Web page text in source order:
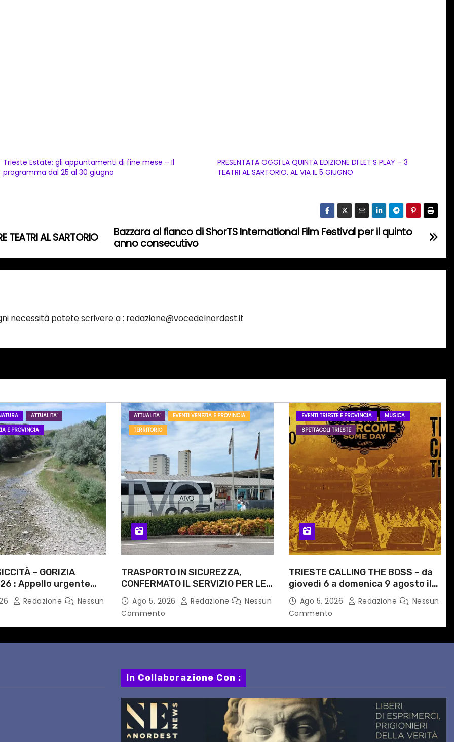
Trieste Estate: gli appuntamenti di fine mese – Il
programma dal 25 al 30 giugno
PRESENTATA OGGI LA QUINTA EDIZIONE DI LET’S PLAY – 3
TEATRI AL SARTORIO. AL VIA IL 5 GIUGNO
Bazzara al fianco di ShorTS International Film Festival per il quinto
anno consecutivo
TEATRI AL SARTORIO
necessità potete scrivere a : redazione@vocedelnordest.it
ATTUALITA'
E PROVINCIA
– GORIZIA
: Appello urgente
competenti
Redazione
Nessun
ATTUALITA'
EVENTI VENEZIA E PROVINCIA
TERRITORIO
TRASPORTO IN SICUREZZA,
CONFERMATO IL SERVIZIO PER LE
NOTTI DI AGOSTO: DEFINITI
PERCORSI, FERMATE E ORARIO
Ago 5, 2026 Redazione
Nessun
Commento
EVENTI TRIESTE E PROVINCIA
MUSICA
SPETTACOLI TRIESTE
TRIESTE CALLING THE BOSS – da
giovedì 6 a domenica 9 agosto il
festival triestino dedicato a
Springsteen
Ago 5, 2026 Redazione
Nessun
Commento
In Collaborazione Con :